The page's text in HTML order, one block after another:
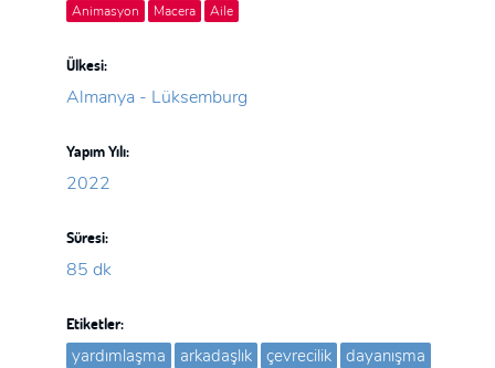
Animasyon Macera Aile
Ülkesi:
Almanya - Lüksemburg
Yapım Yılı:
2022
Süresi:
85 dk
Etiketler:
yardımlaşma arkadaşlık çevrecilik
dayanışma